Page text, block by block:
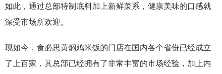
如此，通过总部特制底料加上新鲜菜系，健康美味的口感就
深受市场所欢迎。
现如今，食必思黄焖鸡米饭的门店在国内各个省份已经成立
了上百家，其总部已经拥有了非常丰富的市场经验，加上内